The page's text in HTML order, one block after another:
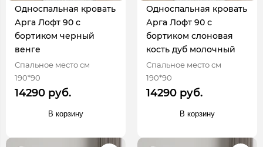
Односпальная кровать
Арга Лофт 90 с
бортиком черный
венге
Спальное место см
190*90
14290 руб.
В корзину
Односпальная кровать
Арга Лофт 90 с
бортиком слоновая
кость дуб молочный
Спальное место см
190*90
14290 руб.
В корзину